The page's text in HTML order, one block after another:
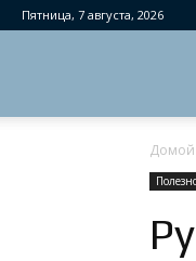
Пятница, 7 августа, 2026
Домой